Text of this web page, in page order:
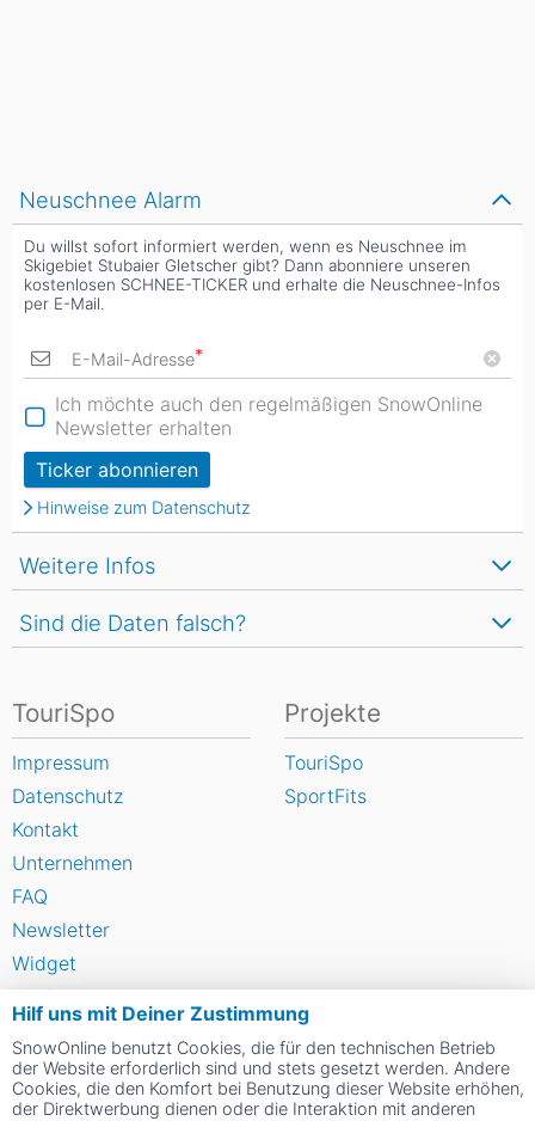
Neuschnee Alarm
Du willst sofort informiert werden, wenn es Neuschnee im
Skigebiet Stubaier Gletscher gibt? Dann abonniere unseren
kostenlosen SCHNEE-TICKER und erhalte die Neuschnee-Infos
per E-Mail.
E-Mail-Adresse*
Ich möchte auch den regelmäßigen SnowOnline
Newsletter erhalten
Ticker abonnieren
Hinweise zum Datenschutz
Weitere Infos
Sind die Daten falsch?
Hilf uns mit Deiner Zustimmung
SnowOnline benutzt Cookies, die für den technischen Betrieb
der Website erforderlich sind und stets gesetzt werden. Andere
Cookies, die den Komfort bei Benutzung dieser Website erhöhen,
der Direktwerbung dienen oder die Interaktion mit anderen
TouriSpo
Impressum
Datenschutz
Kontakt
Unternehmen
FAQ
Newsletter
Widget
Umfragen
Projekte
TouriSpo
SportFits
Social Web